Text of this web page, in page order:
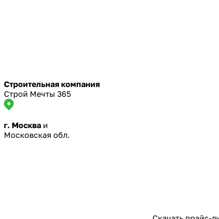
Строительная компания
Строй Мечты 365
г. Москва и
Московская обл.